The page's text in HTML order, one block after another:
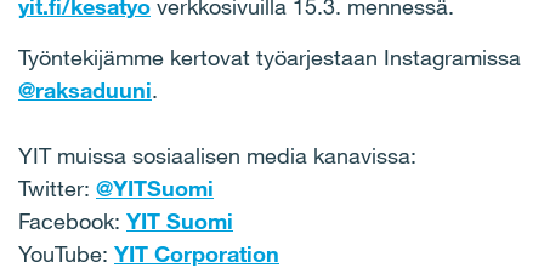
yit.fi/kesatyo verkkosivuilla 15.3. mennessä.
Työntekijämme kertovat työarjestaan Instagramissa
@raksaduuni.
YIT muissa sosiaalisen media kanavissa:
Twitter: @YITSuomi
Facebook: YIT Suomi
YouTube: YIT Corporation